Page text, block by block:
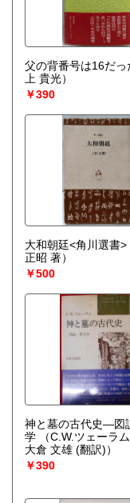
父の背番号は16だっ
上 貴光）
￥390
大和朝廷<角川選書>
正昭 著）
￥500
神と墓の古代史―図
学
（C.W.ツェーラ
大倉 文雄 (翻訳)）
￥390